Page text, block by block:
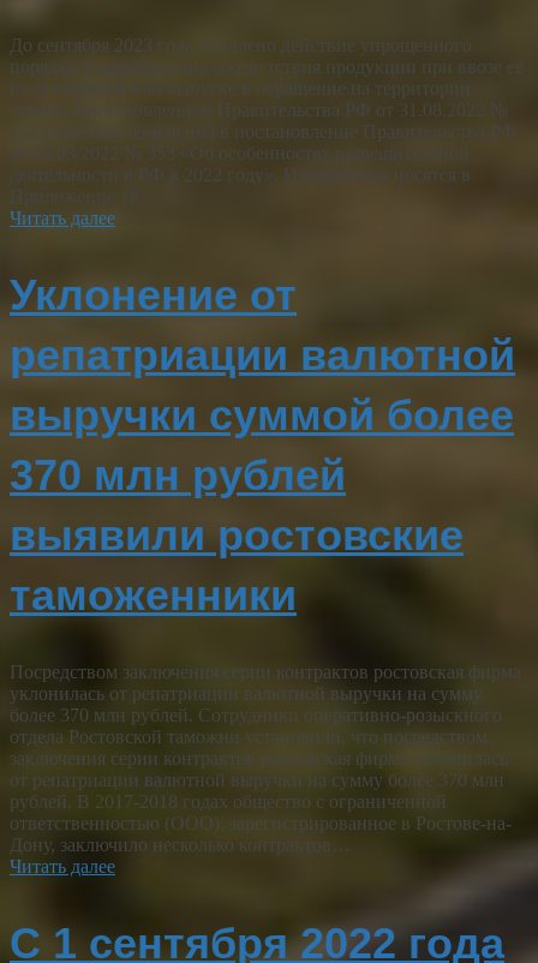
До сентября 2023 года продлено действие упрощённого
порядка подтверждения соответствия продукции при ввозе её
из-за границы или выпуске в обращение на территории
страны Постановлением Правительства РФ от 31.08.2022 №
1522 внесены изменения в постановление Правительства РФ
от 12.03.2022 № 353 «Об особенностях разрешительной
деятельности в РФ в 2022 году». Изменения в носятся в
Приложение 18…
Читать далее
Уклонение от
репатриации валютной
выручки суммой более
370 млн рублей
выявили ростовские
таможенники
Посредством заключения серии контрактов ростовская фирма
уклонилась от репатриации валютной выручки на сумму
более 370 млн рублей. Сотрудники оперативно-розыскного
отдела Ростовской таможни установили, что посредством
заключения серии контрактов ростовская фирма уклонилась
от репатриации валютной выручки на сумму более 370 млн
рублей. В 2017-2018 годах общество с ограниченной
ответственностью (ООО), зарегистрированное в Ростове-на-
Дону, заключило несколько контрактов…
Читать далее
С 1 сентября 2022 года